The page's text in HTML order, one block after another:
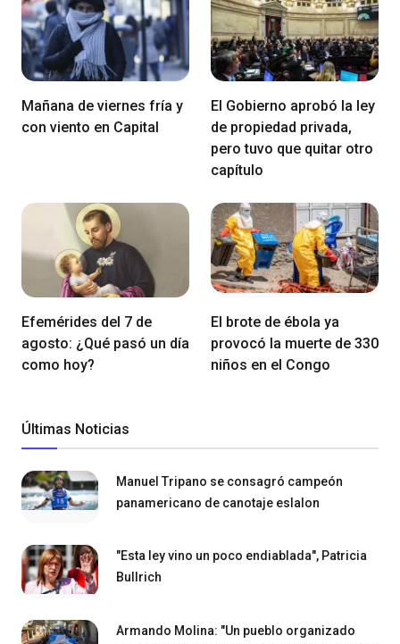
Mañana de viernes fría y
con viento en Capital
El Gobierno aprobó la ley
de propiedad privada,
pero tuvo que quitar otro
capítulo
Efemérides del 7 de
agosto: ¿Qué pasó un día
como hoy?
El brote de ébola ya
provocó la muerte de 330
niños en el Congo
Últimas Noticias
Manuel Tripano se consagró campeón
panamericano de canotaje eslalon
"Esta ley vino un poco endiablada", Patricia
Bullrich
Armando Molina: "Un pueblo organizado